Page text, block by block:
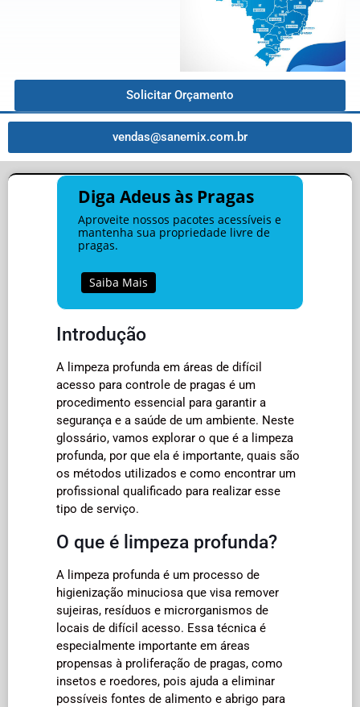
Solicitar Orçamento
vendas@sanemix.com.br
Diga Adeus às Pragas
Aproveite nossos pacotes acessíveis e
mantenha sua propriedade livre de
pragas.
Saiba Mais
Introdução
A limpeza profunda em áreas de difícil
acesso para controle de pragas é um
procedimento essencial para garantir a
segurança e a saúde de um ambiente. Neste
glossário, vamos explorar o que é a limpeza
profunda, por que ela é importante, quais são
os métodos utilizados e como encontrar um
profissional qualificado para realizar esse
tipo de serviço.
O que é limpeza profunda?
A limpeza profunda é um processo de
higienização minuciosa que visa remover
sujeiras, resíduos e microrganismos de
locais de difícil acesso. Essa técnica é
especialmente importante em áreas
propensas à proliferação de pragas, como
insetos e roedores, pois ajuda a eliminar
possíveis fontes de alimento e abrigo para